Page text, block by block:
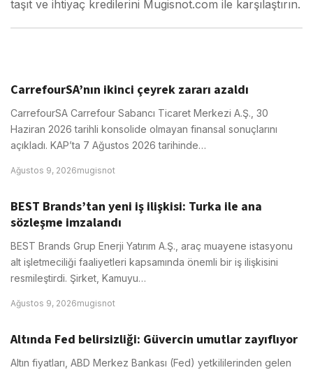
taşıt ve ihtiyaç kredilerini Mugisnot.com ile karşılaştırın.
CarrefourSA’nın ikinci çeyrek zararı azaldı
CarrefourSA Carrefour Sabancı Ticaret Merkezi A.Ş., 30
Haziran 2026 tarihli konsolide olmayan finansal sonuçlarını
açıkladı. KAP’ta 7 Ağustos 2026 tarihinde…
Ağustos 9, 2026mugisnot
BEST Brands’tan yeni iş ilişkisi: Turka ile ana
sözleşme imzalandı
BEST Brands Grup Enerji Yatırım A.Ş., araç muayene istasyonu
alt işletmeciliği faaliyetleri kapsamında önemli bir iş ilişkisini
resmileştirdi. Şirket, Kamuyu…
Ağustos 9, 2026mugisnot
Altında Fed belirsizliği: Güvercin umutlar zayıflıyor
Altın fiyatları, ABD Merkez Bankası (Fed) yetkililerinden gelen